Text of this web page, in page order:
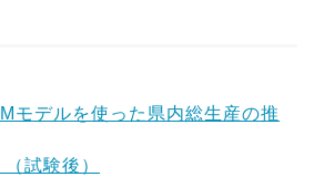
モデルを使った県内総生産の推
試験後）